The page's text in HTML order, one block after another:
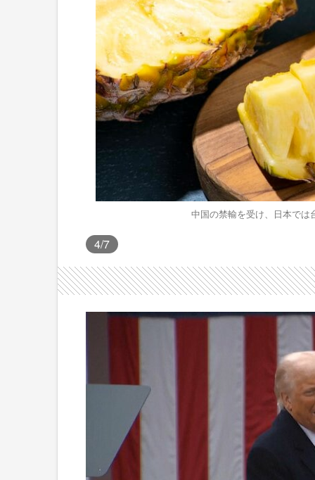
中国の禁輸を受け、日本では
4/7